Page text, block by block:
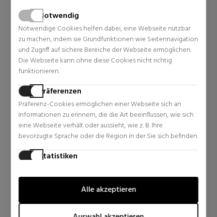
Notwendig
Notwendige Cookies helfen dabei, eine Webseite nutzbar
zu machen, indem sie Grundfunktionen wie Seitennavigation
und Zugriff auf sichere Bereiche der Webseite ermöglichen.
Die Webseite kann ohne diese Cookies nicht richtig
funktionieren.
Präferenzen
Präferenz-Cookies ermöglichen einer Webseite sich an
Informationen zu erinnern, die die Art beeinflussen, wie sich
eine Webseite verhält oder aussieht, wie z. B. Ihre
bevorzugte Sprache oder die Region in der Sie sich befinden.
Statistiken
wie Besucher mit Webseiten interagieren, indem
Informationen anonym gesammelt und gemeldet werden.
Marketing
Alle akzeptieren
IKONISCH